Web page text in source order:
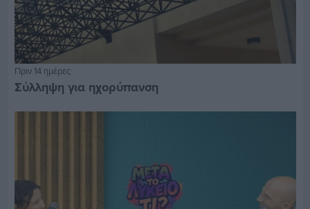
Πριν 14 ημέρες
Σύλληψη για ηχορύπανση